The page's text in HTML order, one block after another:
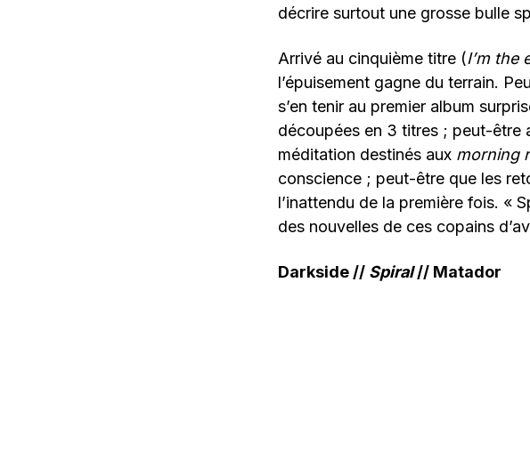
décrire surtout une grosse bulle
Arrivé au cinquième titre (I’m the
l’épuisement gagne du terrain.
s’en tenir au premier album
découpées en 3 titres ; peut-être
méditation destinés aux morning
conscience ; peut-être que les
l’inattendu de la première fois. «
des nouvelles de ces copains
Darkside // Spiral// Matador